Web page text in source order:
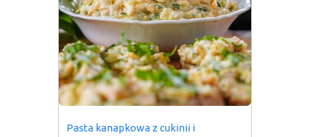
Pasta kanapkowa z cukinii i